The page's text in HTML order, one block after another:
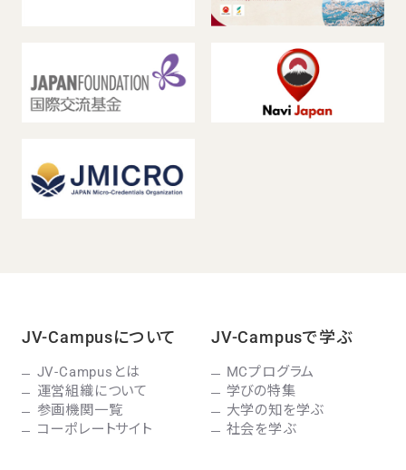
JV-Campusについて
JV-Campusとは
運営組織について
参画機関一覧
コーポレートサイト
JV-Campusで学ぶ
MCプログラム
学びの特集
大学の知を学ぶ
社会を学ぶ